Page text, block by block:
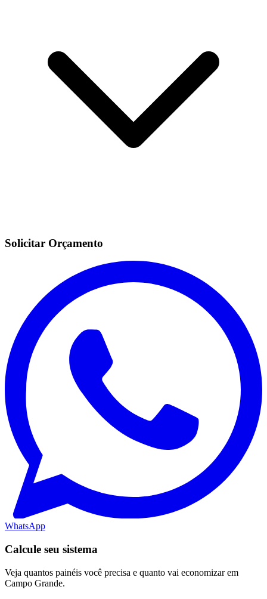
Solicitar Orçamento
WhatsApp
Calcule seu sistema
Veja quantos painéis você precisa e quanto vai economizar em
Campo Grande.